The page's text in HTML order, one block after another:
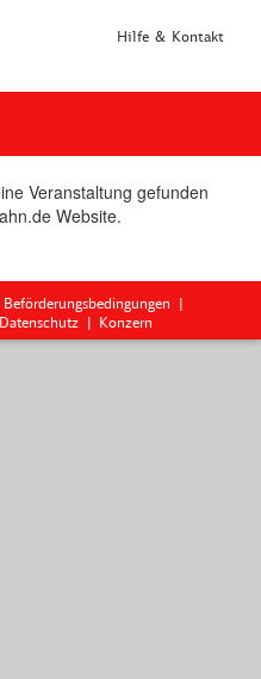
Hilfe & Kontakt
Veranstaltung gefunden
Website.
Beförderungsbedingungen
Datenschutz Konzern